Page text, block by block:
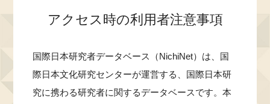
アクセス時の利用者注意事項
国際日本研究者データベース（NichiNet）は、国
際日本文化研究センターが運営する、国際日本研
究に携わる研究者に関するデータベースです。本